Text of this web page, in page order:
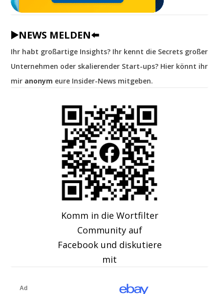
▶️NEWS MELDEN⬅️
Ihr habt großartige Insights? Ihr kennt die Secrets großer
Unternehmen oder skalierender Start-ups? Hier könnt ihr
mir anonym eure Insider-News mitgeben.
Komm in die Wortfilter
Community auf
Facebook und diskutiere
mit